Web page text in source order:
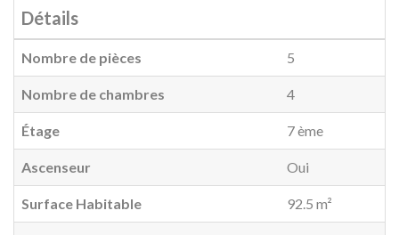
Détails
Nombre de pièces 5
Nombre de chambres 4
Étage 7 ème
Ascenseur Oui
Surface Habitable 92.5 m²